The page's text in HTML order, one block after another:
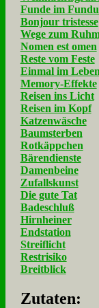
Funde im
Bonjour tristesse
Wege zum
Nomen est omen
Reste vom Feste
Einmal im Leben
Memory-Effekte
Reisen ins Licht
Reisen im Kopf
Katzenwäsche
Baumsterben
Rotkäppchen
Bärendienste
Damenbeine
Zufallskunst
Die gute Tat
Badeschluß
Hirnheiner
Endstation
Streiflicht
Restrisiko
Breitblick
Zu­ta­ten: